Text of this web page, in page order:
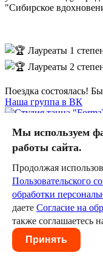
"Сибирское
Лауреаты 1
Лауреаты 2
Поездка состоялась!
Наша группа в ВК
Оставить
Пожалуйста,
Пользовательское
обработки
персональных данных
Мы используем
работы сайта.
Продолжая
Пользовательского
обработки
даете Согласие на
также соглашаетесь
Принять